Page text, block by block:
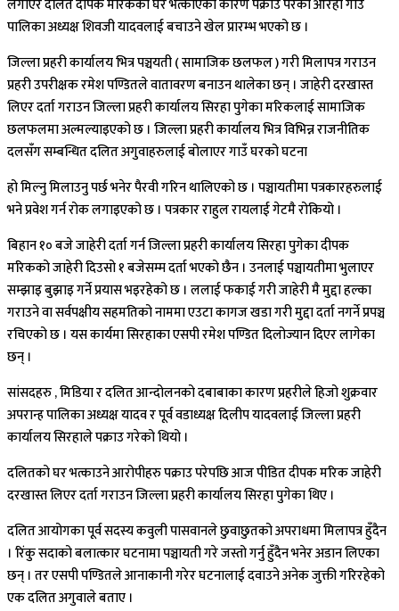
लगाएर दलित दीपक मरिकको घर भत्काएका कारण पक्राउ परेका औरही गाउँ
पालिका अध्यक्ष शिवजी यादवलाई बचाउने खेल प्रारम्भ भएको छ ।
जिल्ला प्रहरी कार्यालय भित्र पञ्चयती ( सामाजिक छलफल ) गरी मिलापत्र गराउन
प्रहरी उपरीक्षक रमेश पण्डितले वातावरण बनाउन थालेका छन् । जाहेरी दरखास्त
लिएर दर्ता गराउन जिल्ला प्रहरी कार्यालय सिरहा पुगेका मरिकलाई सामाजिक
छलफलमा अल्मल्याइएको छ । जिल्ला प्रहरी कार्यालय भित्र विभिन्न राजनीतिक
दलसँग सम्बन्धित दलित अगुवाहरुलाई बोलाएर गाउँ घरको घटना
हो मिल्नु मिलाउनु पर्छ भनेर पैरवी गरिन थालिएको छ । पञ्चायतीमा पत्रकारहरुलाई
भने प्रवेश गर्न रोक लगाइएको छ । पत्रकार राहुल रायलाई गेटमै रोकियो ।
बिहान १० बजे जाहेरी दर्ता गर्न जिल्ला प्रहरी कार्यालय सिरहा पुगेका दीपक
मरिकको जाहेरी दिउसो १ बजेसम्म दर्ता भएको छैन । उनलाई पञ्चायतीमा भुलाएर
सम्झाइ बुझाइ गर्ने प्रयास भइरहेको छ । ललाई फकाई गरी जाहेरी मै मुद्दा हल्का
गराउने वा सर्वपक्षीय सहमतिको नाममा एउटा कागज खडा गरी मुद्दा दर्ता नगर्ने प्रपञ्च
रचिएको छ । यस कार्यमा सिरहाका एसपी रमेश पण्डित दिलोज्यान दिएर लागेका
छन् ।
सांसदहरु , मिडिया र दलित आन्दोलनको दबाबाका कारण प्रहरीले हिजो शुक्रवार
अपरान्ह पालिका अध्यक्ष यादव र पूर्व वडाध्यक्ष दिलीप यादवलाई जिल्ला प्रहरी
कार्यालय सिरहाले पक्राउ गरेको थियो ।
दलितको घर भत्काउने आरोपीहरु पक्राउ परेपछि आज पीडित दीपक मरिक जाहेरी
दरखास्त लिएर दर्ता गराउन जिल्ला प्रहरी कार्यालय सिरहा पुगेका थिए ।
दलित आयोगका पूर्व सदस्य कवुली पासवानले छुवाछुतको अपराधमा मिलापत्र हुँदैन
। रिंकु सदाको बलात्कार घटनामा पञ्चायती गरे जस्तो गर्नु हुँदैन भनेर अडान लिएका
छन् । तर एसपी पण्डितले आनाकानी गरेर घटनालाई दवाउने अनेक जुक्ती गरिरहेको
एक दलित अगुवाले बताए ।